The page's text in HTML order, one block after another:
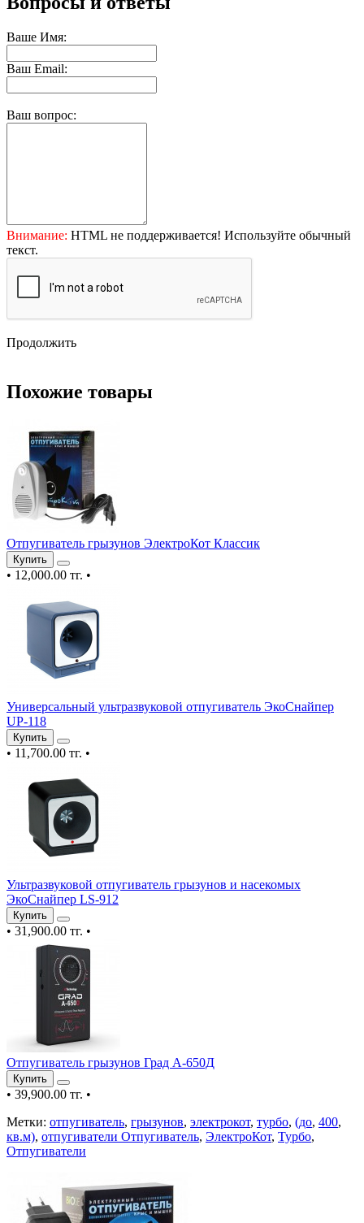
Ваше Имя:
Ваш Email:
Ваш вопрос:
Внимание: HTML не поддерживается! Используйте обычный
текст.
Продолжить
Похожие товары
Отпугиватель грызунов ЭлектроКот Классик
Купить
• 12,000.00 тг. •
Универсальный ультразвуковой отпугиватель ЭкоСнайпер
UP-118
Купить
• 11,700.00 тг. •
Ультразвуковой отпугиватель грызунов и насекомых
ЭкоСнайпер LS-912
Купить
• 31,900.00 тг. •
Отпугиватель грызунов Град А-650Д
Купить
• 39,900.00 тг. •
Метки: отпугиватель, грызунов, электрокот, турбо, (до, 400,
кв.м), отпугиватели Отпугиватель, ЭлектроКот, Турбо,
Отпугиватели